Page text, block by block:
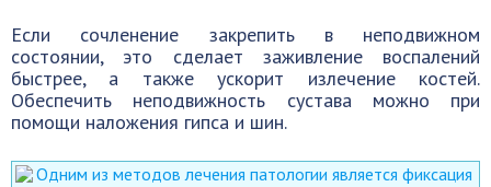
Если сочленение закрепить в неподвижном
состоянии, это сделает заживление воспалений
быстрее, а также ускорит излечение костей.
Обеспечить неподвижность сустава можно при
помощи наложения гипса и шин.